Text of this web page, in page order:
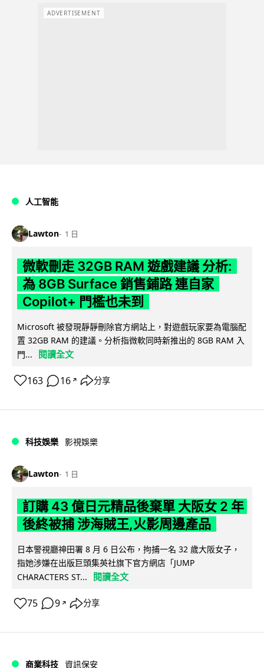
ADVERTISEMENT
人工智能
Lawton 1 日
微軟刪走 32GB RAM 遊戲建議 分析:
為 8GB Surface 銷售鋪路 連自家
Copilot+ 門檻也未到
Microsoft 被發現靜靜刪除官方網站上，對遊戲玩家要為電腦配
置 32GB RAM 的建議。分析指微軟同時新推出的 8GB RAM 入
門...
閱讀全文
163 16 ↗ 分享
科技娛樂 影視娛樂
Lawton 1 日
訂購 43 億日元精品後棄單 大阪女 2 年
後終被捕 涉海賊王,火影周邊產品
日本警視廳神田署 8 月 6 日公布，拘捕一名 32 歲大阪女子，
指她涉嫌在出版巨頭集英社旗下官方網店「JUMP
CHARACTERS ST...
閱讀全文
75 9 ↗ 分享
商業科技 資訊保安